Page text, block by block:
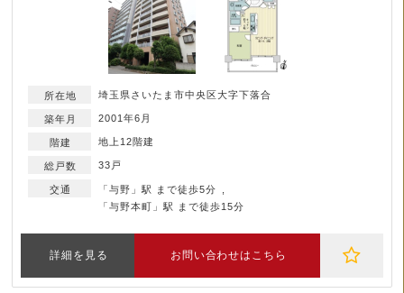
埼玉県さいたま市中央区大字下落合
2001年6月
地上12階建
33戸
「与野」駅 まで徒歩5分
「与野本町」駅 まで徒歩15分
詳細を見る お問い合わせはこちら